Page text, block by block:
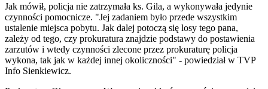
Jak mówił, policja nie zatrzymała ks. Gila, a wykonywała jedynie
czynności pomocnicze. "Jej zadaniem było przede wszystkim
ustalenie miejsca pobytu. Jak dalej potoczą się losy tego pana,
zależy od tego, czy prokuratura znajdzie podstawy do postawienia
zarzutów i wtedy czynności zlecone przez prokuraturę policja
wykona, tak jak w każdej innej okoliczności" - powiedział w TVP
Info Sienkiewicz.